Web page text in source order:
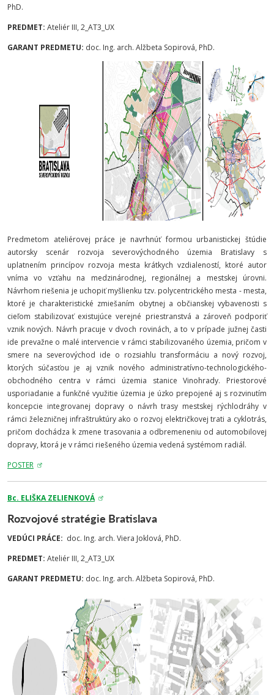
PhD.
PREDMET: Ateliér III, 2_AT3_UX
GARANT PREDMETU: doc. Ing. arch. Alžbeta Sopirová, PhD.
Predmetom ateliérovej práce je navrhnúť formou urbanistickej štúdie
autorsky scenár rozvoja severovýchodného územia Bratislavy s
uplatnením princípov rozvoja mesta krátkych vzdialeností, ktoré autor
vníma vo vzťahu na medzinárodnej, regionálnej a mestskej úrovni.
Návrhom riešenia je uchopiť myšlienku tzv. polycentrického mesta - mesta,
ktoré je charakteristické zmiešaním obytnej a občianskej vybavenosti s
cieľom stabilizovať existujúce verejné priestranstvá a zároveň podporiť
vznik nových. Návrh pracuje v dvoch rovinách, a to v prípade južnej časti
ide prevažne o malé intervencie v rámci stabilizovaného územia, pričom v
smere na severovýchod ide o rozsiahlu transformáciu a nový rozvoj,
ktorých súčasťou je aj vznik nového administratívno-technologického-
obchodného centra v rámci územia stanice Vinohrady. Priestorové
usporiadanie a funkčné využitie územia je úzko prepojené aj s rozvinutím
koncepcie integrovanej dopravy o návrh trasy mestskej rýchlodráhy v
rámci železničnej infraštruktúry ako o rozvoj električkovej trati a cyklotrás,
pričom dochádza k zmene trasovania a odbremeneniu od automobilovej
dopravy, ktorá je v rámci riešeného územia vedená systémom radiál.
POSTER
Bc. ELIŠKA ZELIENKOVÁ
Rozvojové stratégie Bratislava
VEDÚCI PRÁCE: doc. Ing. arch. Viera Joklová, PhD.
PREDMET: Ateliér III, 2_AT3_UX
GARANT PREDMETU: doc. Ing. arch. Alžbeta Sopirová, PhD.